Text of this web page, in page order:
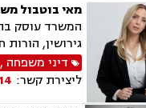
מאי בוטבול
המשרד עוסק
גירושין,
דיני משפחה ,
ליצירת קשר: